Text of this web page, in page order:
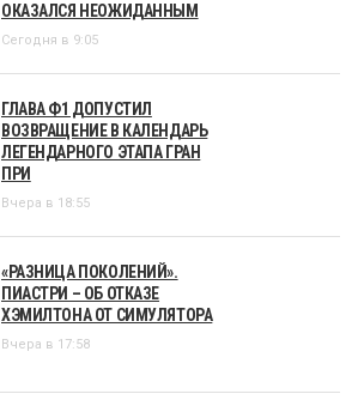
ОКАЗАЛСЯ НЕОЖИДАННЫМ
Сегодня в 9:05
ГЛАВА Ф1 ДОПУСТИЛ
ВОЗВРАЩЕНИЕ В КАЛЕНДАРЬ
ЛЕГЕНДАРНОГО ЭТАПА ГРАН
ПРИ
Вчера в 18:55
«РАЗНИЦА ПОКОЛЕНИЙ».
ПИАСТРИ – ОБ ОТКАЗЕ
ХЭМИЛТОНА ОТ СИМУЛЯТОРА
Вчера в 17:58